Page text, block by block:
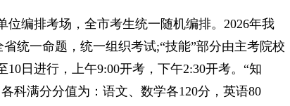
编排考场，全市考生统一随机编排。2026年我
统一命题，统一组织考试;“技能”部分由主考院校
日进行，上午9:00开考，下午2:30开考。“知
科满分分值为：语文、数学各120分，英语80